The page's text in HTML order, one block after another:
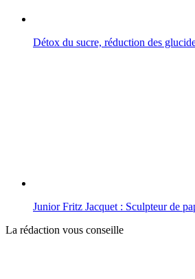
Détox du sucre, réduction des
Junior Fritz Jacquet : Sculpteur de
La rédaction vous conseille